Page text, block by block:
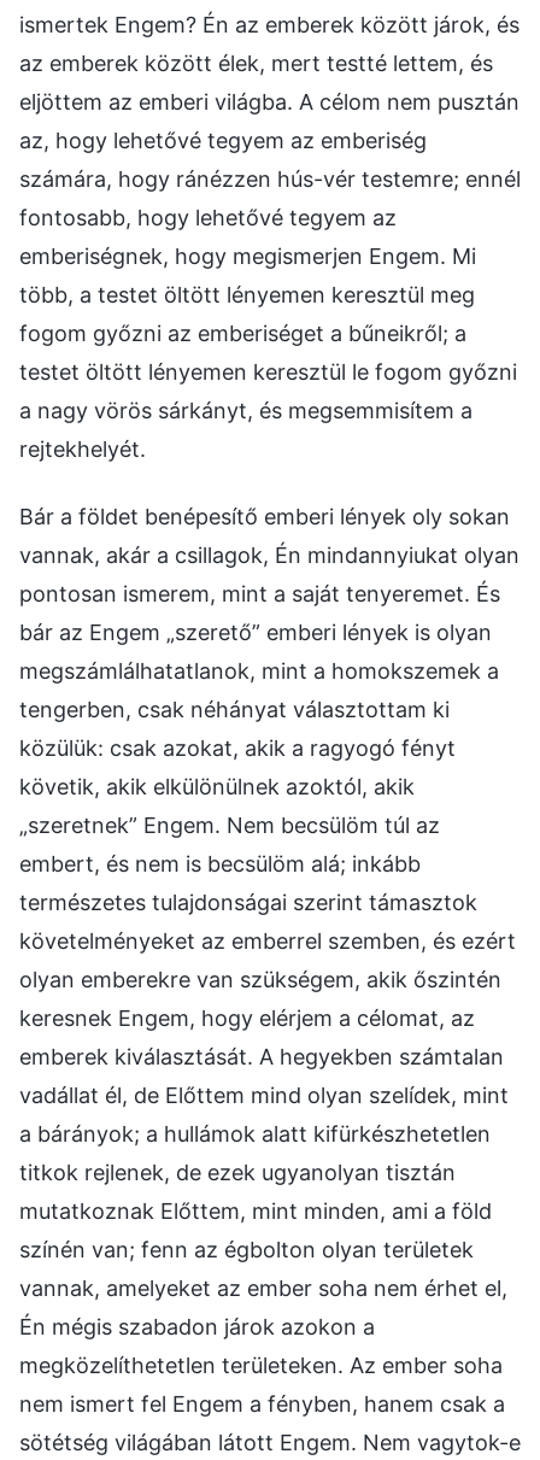
ismertek Engem? Én az emberek között járok, és
az emberek között élek, mert testté lettem, és
eljöttem az emberi világba. A célom nem pusztán
az, hogy lehetővé tegyem az emberiség
számára, hogy ránézzen hús-vér testemre; ennél
fontosabb, hogy lehetővé tegyem az
emberiségnek, hogy megismerjen Engem. Mi
több, a testet öltött lényemen keresztül meg
fogom győzni az emberiséget a bűneikről; a
testet öltött lényemen keresztül le fogom győzni
a nagy vörös sárkányt, és megsemmisítem a
rejtekhelyét.
Bár a földet benépesítő emberi lények oly sokan
vannak, akár a csillagok, Én mindannyiukat olyan
pontosan ismerem, mint a saját tenyeremet. És
bár az Engem „szerető” emberi lények is olyan
megszámlálhatatlanok, mint a homokszemek a
tengerben, csak néhányat választottam ki
közülük: csak azokat, akik a ragyogó fényt
követik, akik elkülönülnek azoktól, akik
„szeretnek” Engem. Nem becsülöm túl az
embert, és nem is becsülöm alá; inkább
természetes tulajdonságai szerint támasztok
követelményeket az emberrel szemben, és ezért
olyan emberekre van szükségem, akik őszintén
keresnek Engem, hogy elérjem a célomat, az
emberek kiválasztását. A hegyekben számtalan
vadállat él, de Előttem mind olyan szelídek, mint
a bárányok; a hullámok alatt kifürkészhetetlen
titkok rejlenek, de ezek ugyanolyan tisztán
mutatkoznak Előttem, mint minden, ami a föld
színén van; fenn az égbolton olyan területek
vannak, amelyeket az ember soha nem érhet el,
Én mégis szabadon járok azokon a
megközelíthetetlen területeken. Az ember soha
nem ismert fel Engem a fényben, hanem csak a
sötétség világában látott Engem. Nem vagytok-e